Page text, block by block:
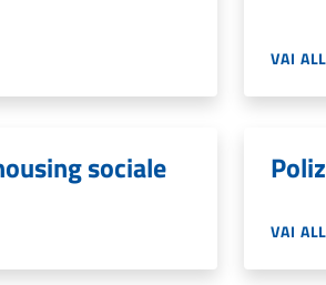
VAI
sociale
VAI